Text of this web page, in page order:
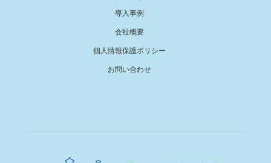
導入事例
会社概要
個人情報保護ポリシー
お問い合わせ